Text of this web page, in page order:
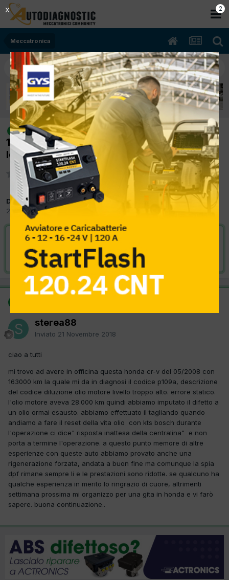
Meccatronica
risolto
[honda cr-v 05/2008 2204cc n22a2
103Kw Diesel] spia dpf accesa, presatazioni
leggermente ridotte, cod errore P109a
Da sterea88
21 Novembre 2018
VAI ALLA SOLUZIONE
Risolta da sterea88,21 Novembre 2018
sterea88
Inviato 21 Novembre 2018
ciao a tutti
mi trovo ad avere in officina questa honda cr-v del 05/2008 con
163000 km la quale mi da in diagnosi il codice p109a, descrizione
del codice diluzione olio motore livello troppo alto. errore statico.
l'olio motore aveva 28.000 km quindi abbiamo imputato il difetto a
un olio ormai esausto. abbiamo effettuato il tagliando quando
andiamo a fare il reset della vita olio con kts bosch durante
l'operazione ci dice" risposta inattesa della centralina" e non
porta a termine l'operazione. a questo punto memore di altre
esperienze con queste auto abbiamo provato anche una
rigenerazione forzata, andata a buon fine ma comunque la spia
dpf rimane sempre li e le prestazioni sono ridotte. se qualcuno ha
qualche esperienza in merito lo ringrazio di cuore, altrimenti
settimana prossima mi organizzo per una gita in honda e vi farò
sapere. buona continuazione..
2
X